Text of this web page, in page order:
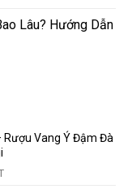
Lâu? Hướng Dẫn
Vang Ý Đậm Đà